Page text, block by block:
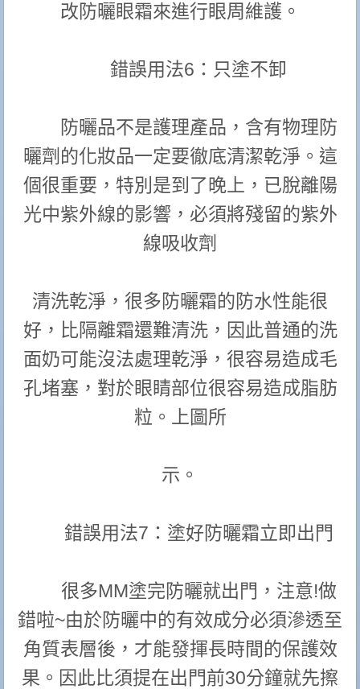
改防曬眼霜來進行眼周維護。
錯誤用法6：只塗不卸
防曬品不是護理產品，含有物理防
曬劑的化妝品一定要徹底清潔乾淨。這
個很重要，特別是到了晚上，已脫離陽
光中紫外線的影響，必須將殘留的紫外
線吸收劑
清洗乾淨，很多防曬霜的防水性能很
好，比隔離霜還難清洗，因此普通的洗
面奶可能沒法處理乾淨，很容易造成毛
孔堵塞，對於眼睛部位很容易造成脂肪
粒。上圖所
示。
錯誤用法7：塗好防曬霜立即出門
很多MM塗完防曬就出門，注意!做
錯啦~由於防曬中的有效成分必須滲透至
角質表層後，才能發揮長時間的保護效
果。因此比須提在出門前30分鐘就先擦